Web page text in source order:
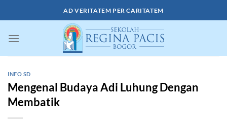
to
AD VERITATEM PER CARITATEM
INFO SD
Mengenal Budaya Adi Luhung Dengan
Membatik